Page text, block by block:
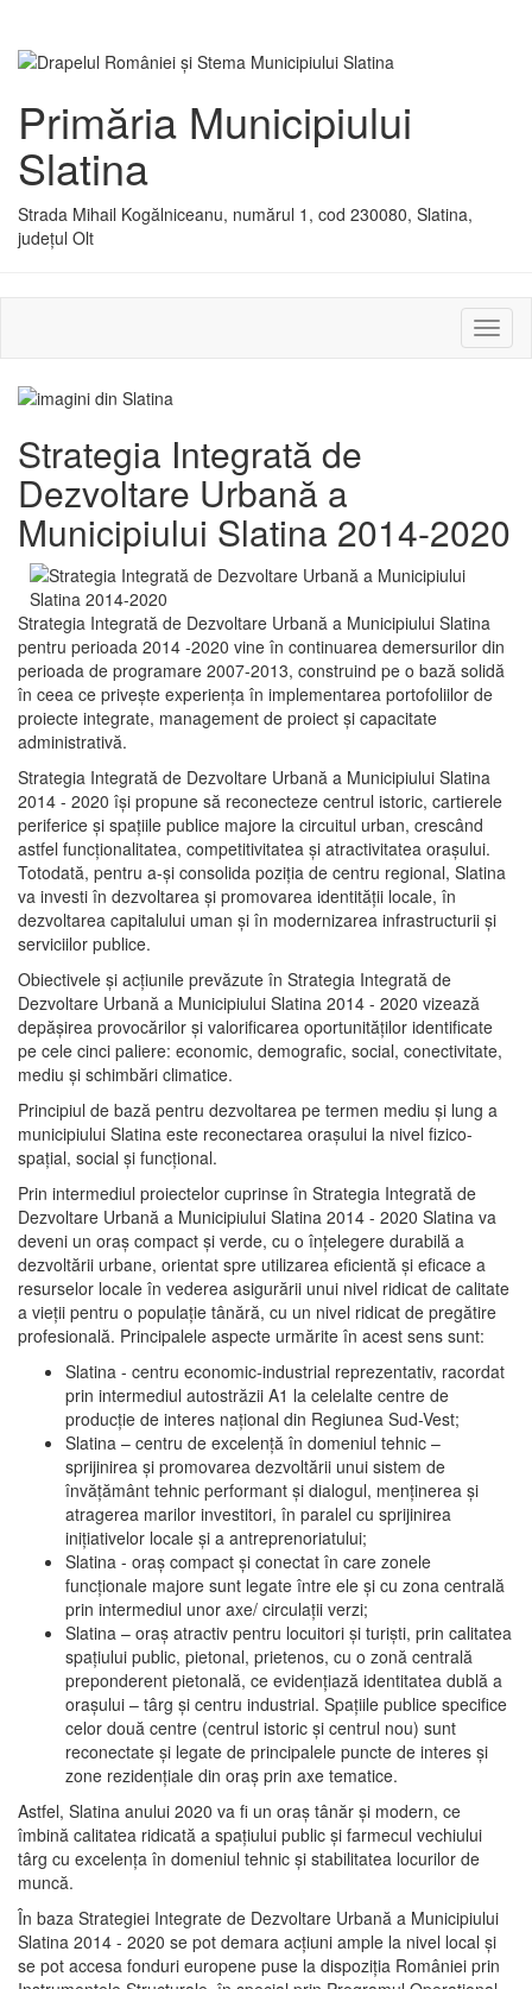
Primăria Municipiului
Slatina
Strada Mihail Kogălniceanu, numărul 1, cod 230080, Slatina,
județul Olt
sau
Strategia Integrată de
Dezvoltare Urbană a
Municipiului Slatina 2014-2020
Strategia Integrată de Dezvoltare Urbană a Municipiului Slatina
pentru perioada 2014 -2020 vine în continuarea demersurilor din
perioada de programare 2007-2013, construind pe o bază solidă
în ceea ce priveşte experienţa în implementarea portofoliilor de
proiecte integrate, management de proiect și capacitate
administrativă.
Strategia Integrată de Dezvoltare Urbană a Municipiului Slatina
2014 - 2020 își propune să reconecteze centrul istoric, cartierele
periferice şi spaţiile publice majore la circuitul urban, crescând
astfel funcţionalitatea, competitivitatea şi atractivitatea oraşului.
Totodată, pentru a-şi consolida poziţia de centru regional, Slatina
va investi în dezvoltarea şi promovarea identităţii locale, în
dezvoltarea capitalului uman şi în modernizarea infrastructurii şi
serviciilor publice.
Obiectivele şi acţiunile prevăzute în Strategia Integrată de
Dezvoltare Urbană a Municipiului Slatina 2014 - 2020 vizează
depășirea provocărilor şi valorificarea oportunităţilor identificate
pe cele cinci paliere: economic, demografic, social, conectivitate,
mediu şi schimbări climatice.
Principiul de bază pentru dezvoltarea pe termen mediu şi lung a
municipiului Slatina este reconectarea oraşului la nivel fizico-
spaţial, social şi funcţional.
Prin intermediul proiectelor cuprinse în Strategia Integrată de
Dezvoltare Urbană a Municipiului Slatina 2014 - 2020 Slatina va
deveni un oraş compact şi verde, cu o înţelegere durabilă a
dezvoltării urbane, orientat spre utilizarea eficientă şi eficace a
resurselor locale în vederea asigurării unui nivel ridicat de calitate
a vieţii pentru o populaţie tânără, cu un nivel ridicat de pregătire
profesională. Principalele aspecte urmărite în acest sens sunt:
Slatina - centru economic-industrial reprezentativ, racordat
prin intermediul autostrăzii A1 la celelalte centre de
producţie de interes naţional din Regiunea Sud-Vest;
Slatina – centru de excelenţă în domeniul tehnic –
sprijinirea şi promovarea dezvoltării unui sistem de
învăţământ tehnic performant şi dialogul, menţinerea şi
atragerea marilor investitori, în paralel cu sprijinirea
iniţiativelor locale şi a antreprenoriatului;
Slatina - oraş compact şi conectat în care zonele
funcţionale majore sunt legate între ele şi cu zona centrală
prin intermediul unor axe/ circulații verzi;
Slatina – oraş atractiv pentru locuitori şi turişti, prin calitatea
spaţiului public, pietonal, prietenos, cu o zonă centrală
preponderent pietonală, ce evidenţiază identitatea dublă a
oraşului – târg şi centru industrial. Spaţiile publice specifice
celor două centre (centrul istoric şi centrul nou) sunt
reconectate şi legate de principalele puncte de interes şi
zone rezidenţiale din oraş prin axe tematice.
Astfel, Slatina anului 2020 va fi un oraş tânăr şi modern, ce
îmbină calitatea ridicată a spaţiului public şi farmecul vechiului
târg cu excelenţa în domeniul tehnic şi stabilitatea locurilor de
muncă.
În baza Strategiei Integrate de Dezvoltare Urbană a Municipiului
Slatina 2014 - 2020 se pot demara acţiuni ample la nivel local şi
se pot accesa fonduri europene puse la dispoziţia României prin